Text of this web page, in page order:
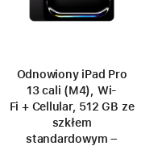
Odnowiony iPad Pro
13 cali (M4), Wi-
Fi + Cellular, 512 GB ze
szkłem
standardowym –